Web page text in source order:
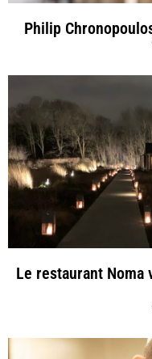
Philip
Le restaurant Noma